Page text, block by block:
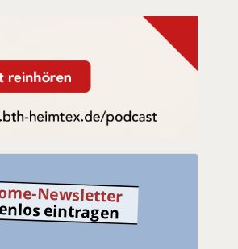
Newsletter
eintragen